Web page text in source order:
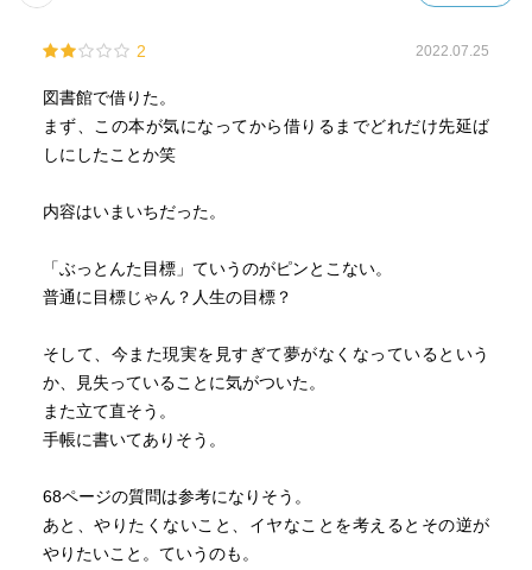
2 2022.07.25
図書館で借りた。
まず、この本が気になってから借りるまでどれだけ先延ば
しにしたことか笑
内容はいまいちだった。
「ぶっとんた目標」ていうのがピンとこない。
普通に目標じゃん？人生の目標？
そして、今また現実を見すぎて夢がなくなっているという
か、見失っていることに気がついた。
また立て直そう。
手帳に書いてありそう。
68ページの質問は参考になりそう。
あと、やりたくないこと、イヤなことを考えるとその逆が
やりたいこと。ていうのも。